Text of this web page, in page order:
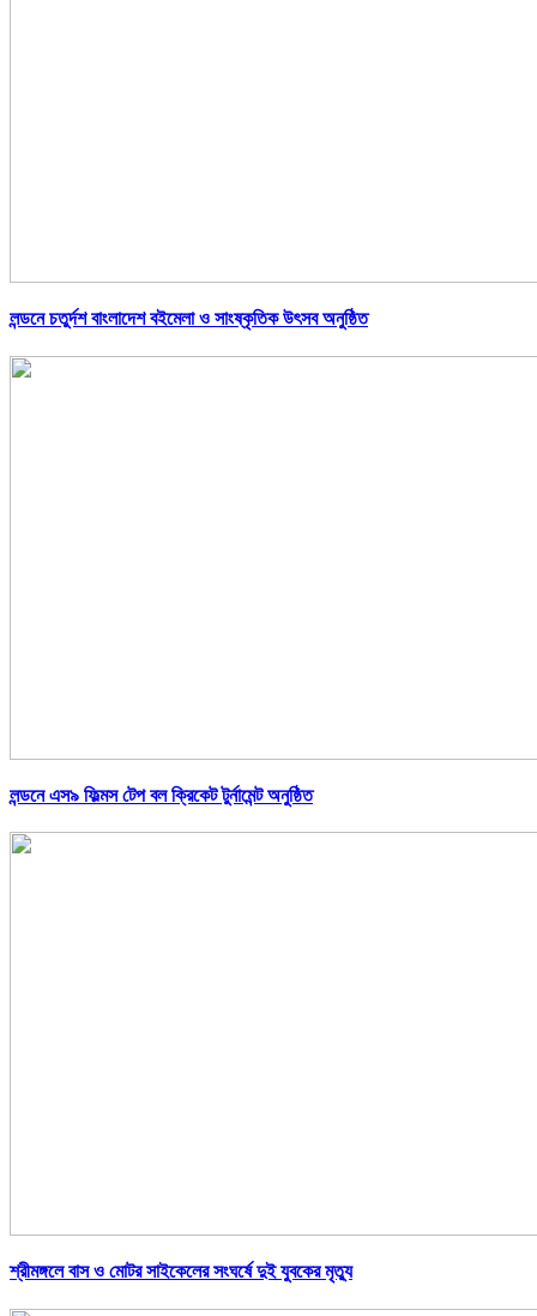
লন্ডনে চতুর্দশ বাংলাদেশ বইমেলা ও সাংষ্কৃতিক উৎসব অনুষ্ঠিত
লন্ডনে এস৯ ফিল্মস টেপ বল ক্রিকেট টুর্নামেন্ট অনুষ্ঠিত
শ্রীমঙ্গলে বাস ও মোটর সাইকেলের সংঘর্ষে দুই যুবকের মৃত্যু